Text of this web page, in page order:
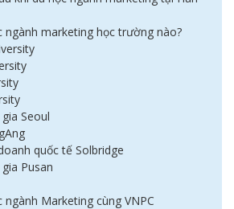
ngành marketing học trường nào?
Seoul
quốc tế Solbridge
Pusan
ngành Marketing cùng VNPC